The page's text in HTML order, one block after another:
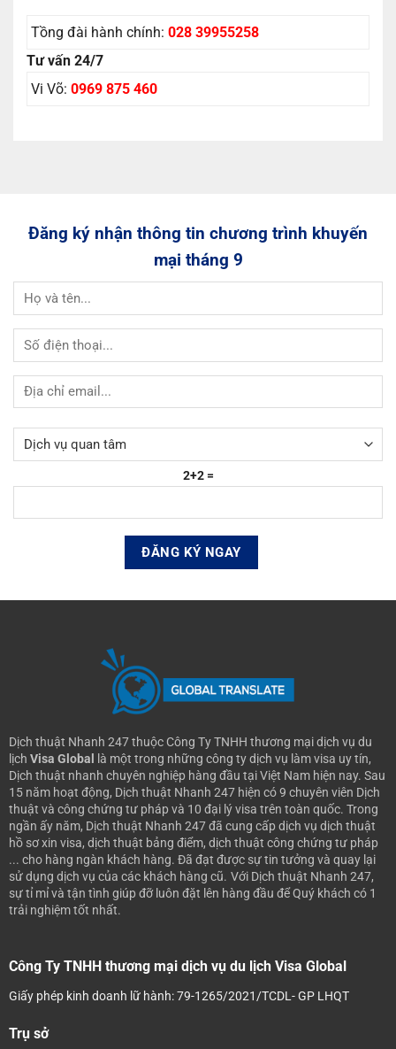
Tồng đài hành chính: 028 39955258
Tư vấn 24/7
Vi Võ: 0969 875 460
Đăng ký nhận thông tin chương trình khuyến
mại tháng 9
2+2 =
Dịch thuật Nhanh 247 thuộc Công Ty TNHH thương mại dịch vụ du
lịch Visa Global
là một trong những công ty dịch vụ làm visa uy tín,
Dịch thuật nhanh chuyên nghiệp hàng đầu tại Việt Nam hiện nay. Sau
15 năm hoạt động, Dịch thuật Nhanh 247 hiện có 9 chuyên viên Dịch
thuật và công chứng tư pháp và 10 đại lý visa trên toàn quốc. Trong
ngần ấy năm, Dịch thuật Nhanh 247 đã cung cấp dịch vụ dịch thuật
hồ sơ xin visa, dịch thuật bảng điểm, dịch thuật công chứng tư pháp
... cho hàng ngàn khách hàng. Đã đạt được sự tin tưởng và quay lại
sử dụng dịch vụ của các khách hàng cũ. Với Dịch thuật Nhanh 247,
sự tỉ mỉ và tận tình giúp đỡ luôn đặt lên hàng đầu để Quý khách có 1
trải nghiệm tốt nhất.
Công Ty TNHH thương mại dịch vụ du lịch Visa Global
Giấy phép kinh doanh lữ hành: 79-1265/2021/TCDL- GP LHQT
Trụ sở